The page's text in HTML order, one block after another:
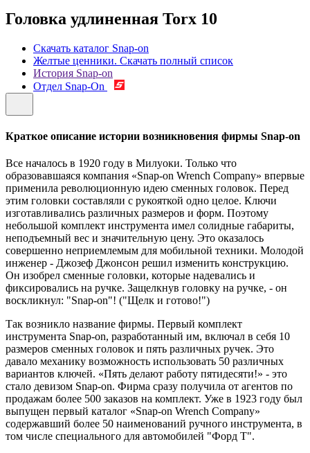
Головка удлиненная Torx 10
Скачать каталог Snap-on
Желтые ценники. Скачать полный список
История Snap-on
Отдел Snap-On
Краткое описание истории возникновения фирмы Snap-on
Все началось в 1920 году в Милуоки. Только что
образовавшаяся компания «Snap-on Wrench Company» впервые
применила революционную идею сменных головок. Перед
этим головки составляли с рукояткой одно целое. Ключи
изготавливались различных размеров и форм. Поэтому
небольшой комплект инструмента имел солидные габариты,
неподъемный вес и значительную цену. Это оказалось
совершенно неприемлемым для мобильной техники. Молодой
инженер - Джозеф Джонсон решил изменить конструкцию.
Он изобрел сменные головки, которые надевались и
фиксировались на ручке. Защелкнув головку на ручке, - он
воскликнул: "Snap-on"! ("Щелк и готово!")
Так возникло название фирмы. Первый комплект
инструмента Snap-on, разработанный им, включал в себя 10
размеров сменных головок и пять различных ручек. Это
давало механику возможность использовать 50 различных
вариантов ключей. «Пять делают работу пятидесяти!» - это
стало девизом Snap-on. Фирма сразу получила от агентов по
продажам более 500 заказов на комплект. Уже в 1923 году был
выпущен первый каталог «Snap-on Wrench Company»
содержавший более 50 наименований ручного инструмента, в
том числе специального для автомобилей "Форд Т".